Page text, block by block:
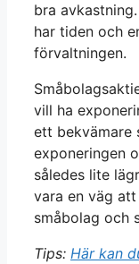
bra
har tiden och
förvaltningen.
vill ha
ett bekvämare
exponeringen
således lite
vara en väg
småbolag och
Tips: Här kan